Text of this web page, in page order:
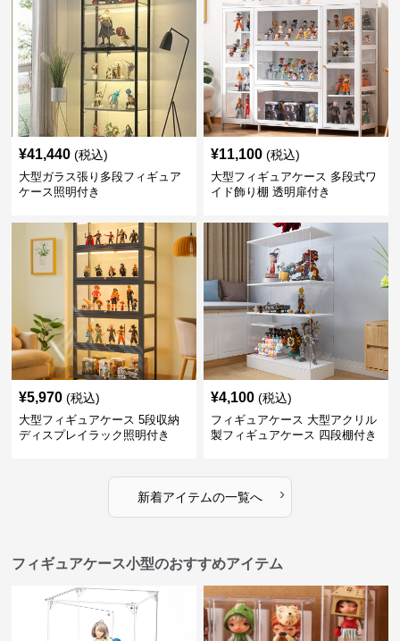
¥41,440 (税込)
大型ガラス張り多段フィギュア
ケース照明付き
¥11,100 (税込)
大型フィギュアケース 多段式ワ
イド飾り棚 透明扉付き
¥5,970 (税込)
大型フィギュアケース 5段収納
ディスプレイラック照明付き
¥4,100 (税込)
フィギュアケース 大型アクリル
製フィギュアケース 四段棚付き
新着アイテムの一覧へ ›
フィギュアケース小型のおすすめアイテム